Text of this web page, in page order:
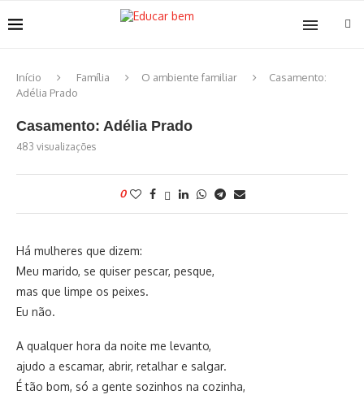
Início Família O ambiente familiar
Casamento:
Adélia Prado
Casamento: Adélia Prado
483 visualizações
0
Há mulheres que dizem:
Meu marido, se quiser pescar, pesque,
mas que limpe os peixes.
Eu não.
A qualquer hora da noite me levanto,
ajudo a escamar, abrir, retalhar e salgar.
É tão bom, só a gente sozinhos na cozinha,